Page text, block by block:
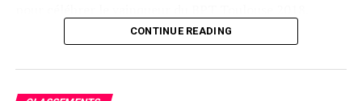
CONTINUE READING